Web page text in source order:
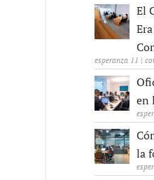
El
esperanza 11 |
en
la